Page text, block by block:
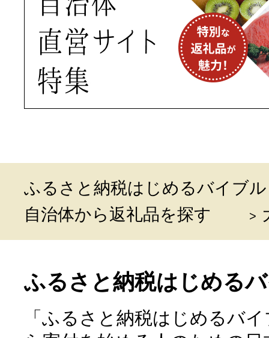
ふるさと納税はじめるバイブル
自治体から返礼品を探す
ふるさと納税はじめる
「ふるさと納税はじめるバ